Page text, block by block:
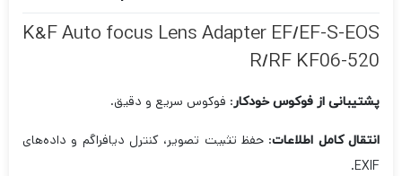
K&F Auto focus Lens Adapter EF/EF-S-EOS
R/RF KF06-520
پشتیبانی از فوکوس خودکار: فوکوس سریع و دقیق.
انتقال کامل اطلاعات: حفظ تثبیت تصویر، کنترل دیافراگم و داده‌های
EXIF.